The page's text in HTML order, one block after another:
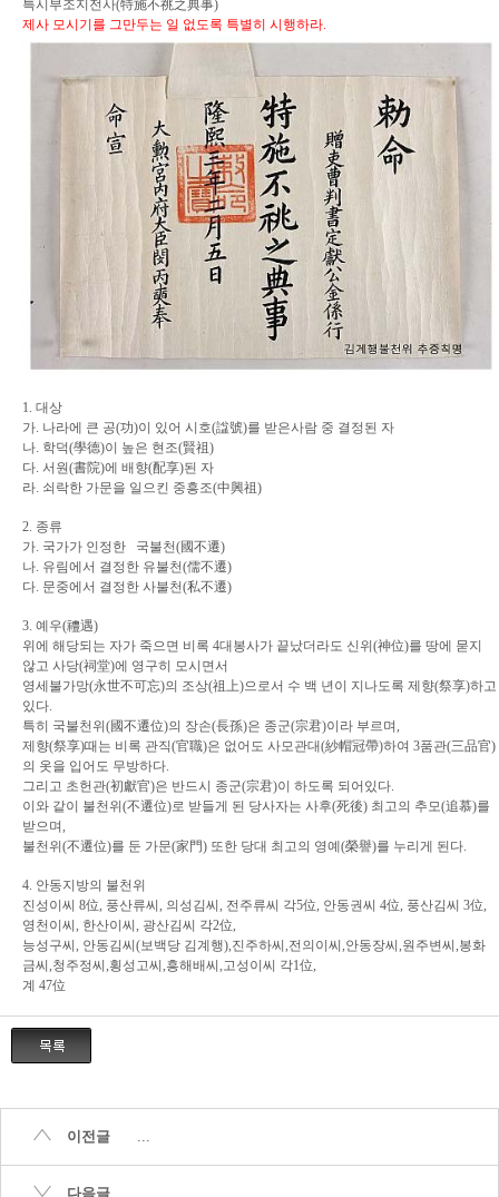
특시부조지전사(特施不祧之典事)
제사 모시기를 그만두는 일 없도록 특별히 시행하라.
1. 대상
가. 나라에 큰 공(功)이 있어 시호(諡號)를 받은사람 중 결정된 자
나. 학덕(學德)이 높은 현조(賢祖 )
다. 서원(書院)에 배향(配享)된 자
라. 쇠락한 가문을 일으킨 중흥조(中興祖 )
2. 종류
가. 국가가 인정한 국불천(國不遷)
나. 유림에서 결정한 유불천(儒不遷)
다. 문중에서 결정한 사불천(私不遷)
3. 예우(禮遇)
위에 해당되는 자가 죽으면 비록 4대봉사가 끝났더라도 신위 (神位)를 땅에 묻지
않고 사당(祠堂)에 영구히 모시면서
영세불가망(永世不可忘)의 조상(祖上)으로서 수 백 년이 지나도록 제향(祭享)하고
있다.
특히 국불천위 (國不遷位)의 장손(長孫)은 종군(宗君)이라 부르며,
제향(祭享)때는 비록 관직(官職)은 없어도 사모관대(紗帽冠帶)하여 3품관(三品官)
의 옷을 입어도 무방하다.
그리고 초헌관(初獻官)은 반드시 종군(宗君)이 하도록 되어있다.
이와 같이 불천위 (不遷位)로 받들게 된 당사자는 사후(死後) 최고의 추모(追慕)를
받으며,
불천위 (不遷位)를 둔 가문(家門) 또한 당대 최고의 영예 (榮譽)를 누리게 된다.
4. 안동지방의 불천위
진성이씨 8位, 풍산류씨 , 의성김씨 , 전주류씨 각5位, 안동권씨 4位, 풍산김씨 3位,
영천이씨 , 한산이씨 , 광산김씨 각2位,
능성구씨 , 안동김씨 (보백당 김계행),진주하씨 ,전의이씨 ,안동장씨 ,원주변씨 ,봉화
금씨 ,청주정씨 ,횡성고씨 ,흥해배씨 ,고성이씨 각1位,
계 47位
이전글 ...
다음글